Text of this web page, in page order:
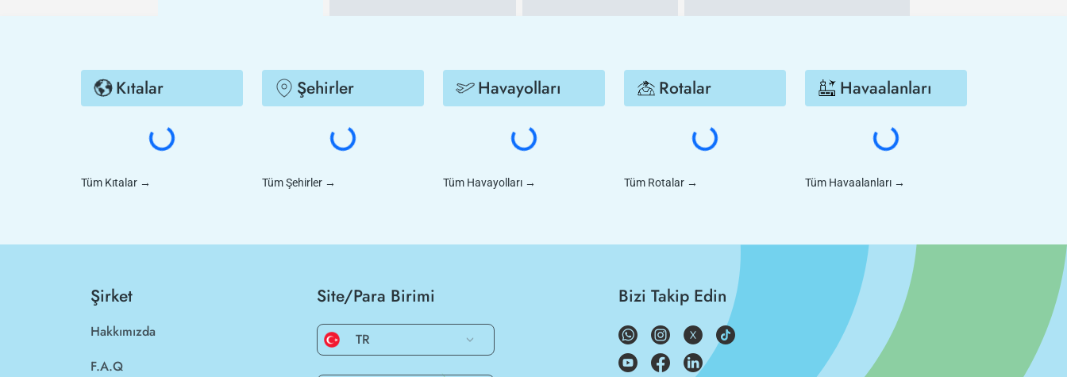
Kıtalar
Tüm Kıtalar →
Şehirler
Tüm Şehirler →
Havayolları
Tüm Havayolları →
Rotalar
Tüm Rotalar →
Havaalanları
Tüm Havaalanları →
Şirket
Hakkımızda
F.A.Q
Site/Para Birimi
TR
Bizi Takip Edin